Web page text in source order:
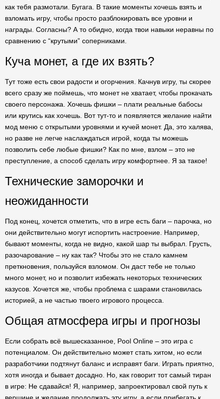
как тебя размотали. Бугага. В такие моменты хочешь взять и
взломать игру, чтобы просто разблокировать все уровни и
награды. Согласны? А то обидно, когда твои навыки неравны по
сравнению с “крутыми” соперниками.
Куча монет, а где их взять?
Тут тоже есть свои радости и огорчения. Качнув игру, ты скорее
всего сразу же поймешь, что монет не хватает, чтобы прокачать
своего персонажа. Хочешь фишки – плати реальные бабосы
или крутись как хочешь. Вот тут-то и появляется желание найти
мод меню с открытыми уровнями и кучей монет. Да, это халява,
но разве не легче наслаждаться игрой, когда ты можешь
позволить себе любые фишки? Как по мне, взлом – это не
преступление, а способ сделать игру комфортнее. Я за такое!
Технические заморочки и
неожиданности
Под конец, хочется отметить, что в игре есть баги – парочка, но
они действительно могут испортить настроение. Например,
бывают моменты, когда не видно, какой шар ты выбрал. Грусть,
разочарование – ну как так? Чтобы это не стало камнем
преткновения, пользуйся взломом. Он даст тебе не только
много монет, но и позволит избежать некоторых технических
казусов. Хочется же, чтобы проблема с шарами становилась
историей, а не частью твоего игрового процесса.
Общая атмосфера игры и прогнозы
Если собрать всё вышесказанное, Pool Online – это игра с
потенциалом. Он действительно может стать хитом, но если
разработчики подтянут баланс и исправят баги. Играть приятно,
хотя иногда и бывает досадно. Но, как говорит тот самый тиран
в игре: Не сдавайся! Я, например, запроектировал свой путь к